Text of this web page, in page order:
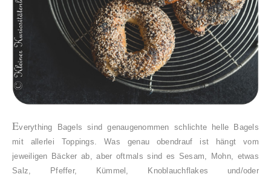
Everything Bagels sind genaugenommen schlichte helle Bagels
mit allerlei Toppings. Was genau obendrauf ist hängt vom
jeweiligen Bäcker ab, aber oftmals sind es Sesam, Mohn, etwas
Salz, Pfeffer, Kümmel, Knoblauchflakes und/oder